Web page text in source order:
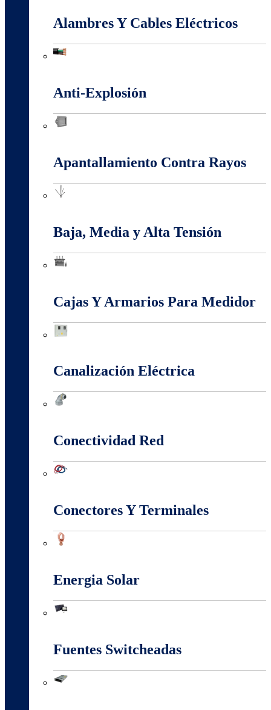
Alambres Y Cables Eléctricos
Anti-Explosión
Apantallamiento Contra Rayos
Baja, Media y Alta Tensión
Cajas Y Armarios Para Medidor
Canalización Eléctrica
Conectividad Red
Conectores Y Terminales
Energia Solar
Fuentes Switcheadas